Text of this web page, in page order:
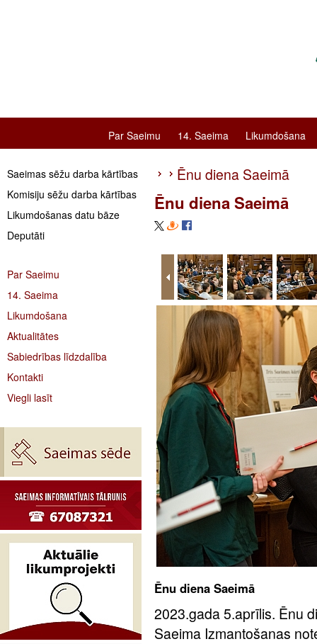
Par Saeimu 14. Saeima Likumdošana
Saeimas sēžu darba kārtības
Komisiju sēžu darba kārtības
Likumdošanas datu bāze
Deputāti
Par Saeimu
14. Saeima
Likumdošana
Aktualitātes
Sabiedrības līdzdalība
Kontakti
Viegli lasīt
Ēnu diena Saeimā
Ēnu diena Saeimā
Ēnu diena Saeimā
2023.gada 5.aprīlis. Ēnu
Saeima Izmantošanas